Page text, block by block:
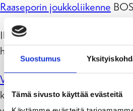
Suostumus
Tämä sivusto käyttää evästeitä
Raaseporin joukkoliikenne
Ilmastopaneelin
henkilöauton
Visit Raseborgin sivuilta
kaupungin runsaat pyöräilyreitit